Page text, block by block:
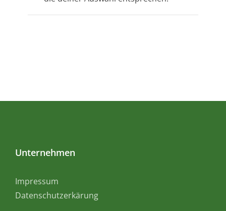
Geschenkideen
Unternehmen
Impressum
Datenschutzerkärung